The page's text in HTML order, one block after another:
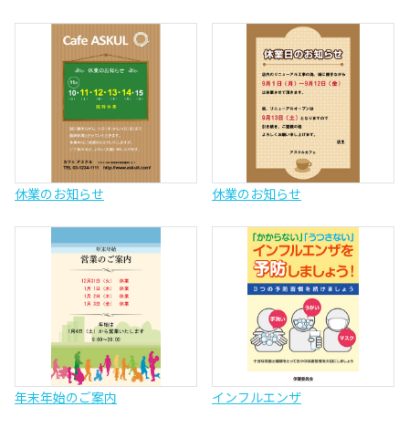
休業のお知らせ 休業のお知らせ
年末年始のご案内 インフルエンザ